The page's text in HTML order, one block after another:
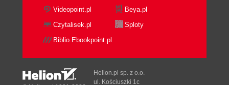
Videopoint.pl
Beya.pl
Czytalisek.pl
Sploty
Biblio.Ebookpoint.pl
Helion.pl sp. z o.o.
ul. Kościuszki 1c